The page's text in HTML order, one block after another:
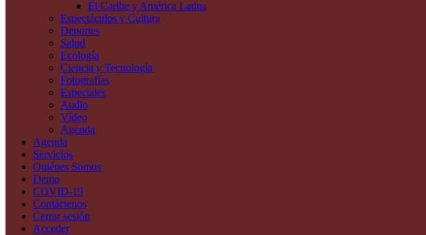
El Caribe y América Latina
Espectáculos y Cultura
Deportes
Salud
Ecología
Ciencia y Tecnología
Fotografías
Especiales
Audio
Vídeo
Agenda
Agenda
Servicios
Quiénes Somos
Demo
COVID-19
Contáctenos
Cerrar sesión
Acceder